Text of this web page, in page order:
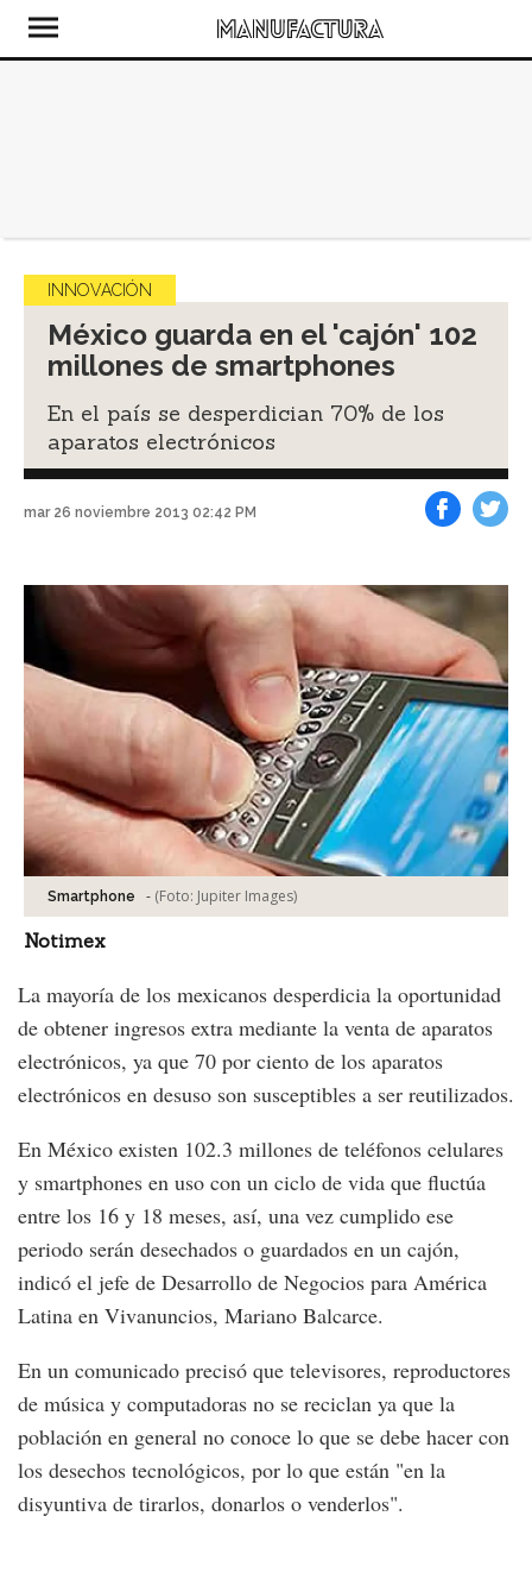
INNOVACIÓN
México guarda en el 'cajón' 102
millones de smartphones
En el país se desperdician 70% de los
aparatos electrónicos
mar 26 noviembre 2013 02:42 PM
Smartphone - (Foto: Jupiter Images)
Notimex
La mayoría de los mexicanos desperdicia la oportunidad
de obtener ingresos extra mediante la venta de aparatos
electrónicos, ya que 70 por ciento de los aparatos
electrónicos en desuso son susceptibles a ser reutilizados.
En México existen 102.3 millones de teléfonos celulares
y smartphones en uso con un ciclo de vida que fluctúa
entre los 16 y 18 meses, así, una vez cumplido ese
periodo serán desechados o guardados en un cajón,
indicó el jefe de Desarrollo de Negocios para América
Latina en Vivanuncios, Mariano Balcarce.
En un comunicado precisó que televisores, reproductores
de música y computadoras no se reciclan ya que la
población en general no conoce lo que se debe hacer con
los desechos tecnológicos, por lo que están "en la
disyuntiva de tirarlos, donarlos o venderlos".